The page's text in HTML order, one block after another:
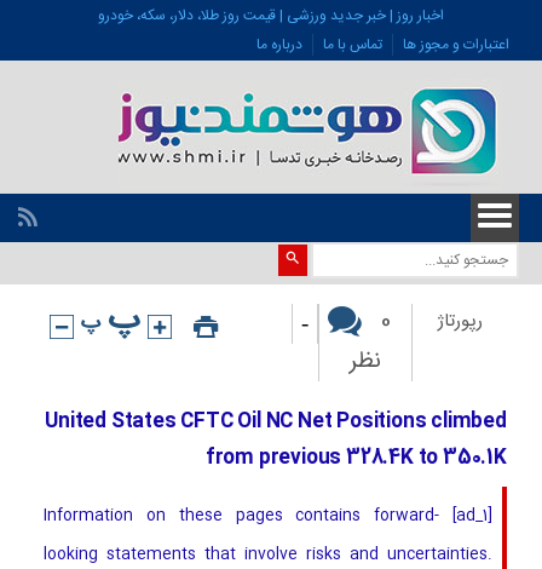
اخبار روز | خبر جدید ورزشی | قیمت روز طلا، دلار، سکه، خودرو
اعتبارات و مجوز ها
تماس با ما درباره ما
رپورتاژ
0
نظر
-
United States CFTC Oil NC Net Positions climbed
from previous 328.4K to 350.1K
[ad_1] Information on these pages contains forward-
looking statements that involve risks and uncertainties.